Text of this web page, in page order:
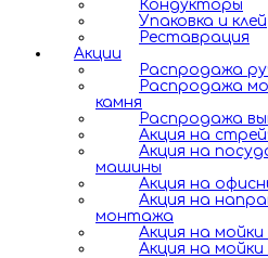
Кондукторы
Упаковка и клей
Реставрация
Акции
Распродажа
Распродажа
камня
Распродажа
Акция на
Акция на
машины
Акция на
Акция на
монтажа
Акция на мойки
Акция на